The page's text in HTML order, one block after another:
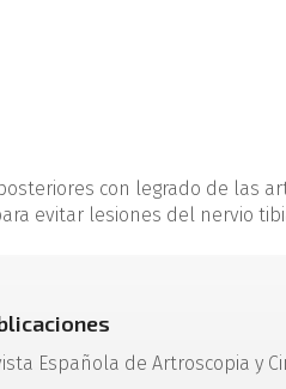
con legrado de las
evitar lesiones del nervio
Española de Artroscopia y